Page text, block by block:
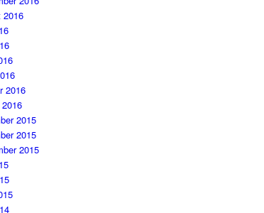
2016
2016
2015
2015
2015